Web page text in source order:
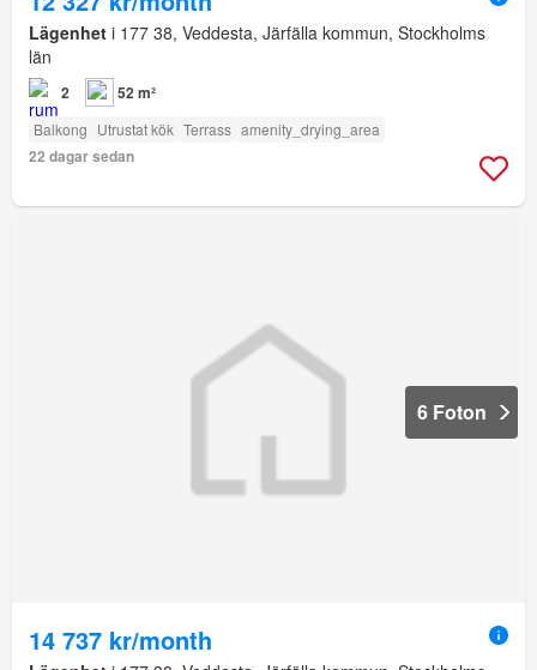
Lägenhet i 177 38, Veddesta, Järfälla kommun, Stockholms
län
2 52 m²
Balkong Utrustat kök Terrass amenity_drying_area
22 dagar sedan
6 Foton
14 737 kr/month